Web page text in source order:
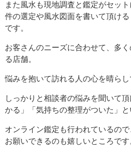
また風水も現地調査と鑑定がセッ
件の選定や風水図面を書いて頂け
です。
お客さんのニーズに合わせて、多
る店舗。
悩みを抱いて訪れる人の心を晴らし
しっかりと相談者の悩みを聞いて
かる」「気持ちの整理がついた」と
オンライン鑑定も行われているの
お願いできるのも嬉しいところです